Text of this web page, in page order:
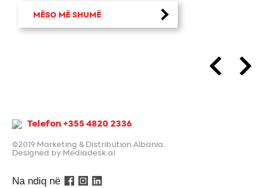
një event të përkushtuar dhe
prezantimin zyrtar...
MËSO MË SHUMË
prev next
Telefon +355 4820 2336
©2019 Marketing & Distribution Albania.
Designed by Mediadesk.al
Na ndiq në